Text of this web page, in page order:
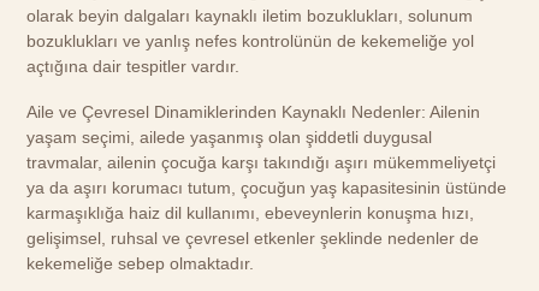
olarak beyin dalgaları kaynaklı iletim bozuklukları, solunum
bozuklukları ve yanlış nefes kontrolünün de kekemeliğe yol
açtığına dair tespitler vardır.
Aile ve Çevresel Dinamiklerinden Kaynaklı Nedenler: Ailenin
yaşam seçimi, ailede yaşanmış olan şiddetli duygusal
travmalar, ailenin çocuğa karşı takındığı aşırı mükemmeliyetçi
ya da aşırı korumacı tutum, çocuğun yaş kapasitesinin üstünde
karmaşıklığa haiz dil kullanımı, ebeveynlerin konuşma hızı,
gelişimsel, ruhsal ve çevresel etkenler şeklinde nedenler de
kekemeliğe sebep olmaktadır.